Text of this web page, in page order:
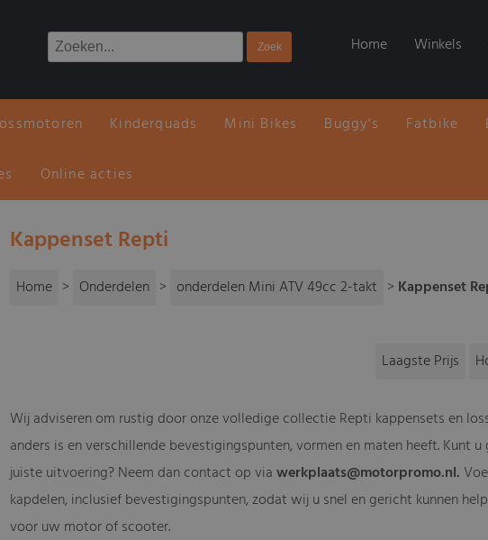
Home Winkels
Kinderquads Mini Bikes Buggy's Fatbike
Online acties
Kappenset Repti
Home > Onderdelen > onderdelen Mini ATV 49cc 2-takt > Kappenset
Laagste Prijs
Wij adviseren om rustig door onze volledige collectie Repti kappensets en
anders is en verschillende bevestigingspunten, vormen en maten heeft. Kunt
juiste uitvoering? Neem dan contact op viawerkplaats@motorpromo.nl.
kapdelen, inclusief bevestigingspunten, zodat wij u snel en gericht kunnen
voor uw motor of scooter.